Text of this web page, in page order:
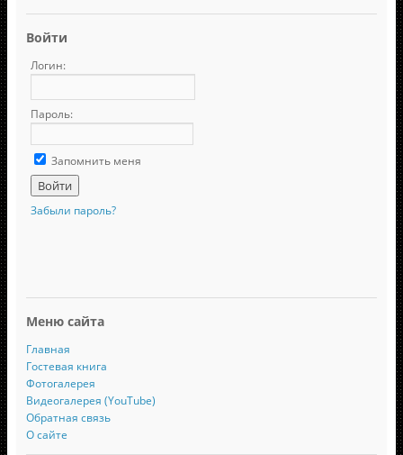
Войти
Логин:
Пароль:
Запомнить меня
Забыли пароль?
Меню сайта
Главная
Гостевая книга
Фотогалерея
Видеогалерея (YouTube)
Обратная связь
О сайте